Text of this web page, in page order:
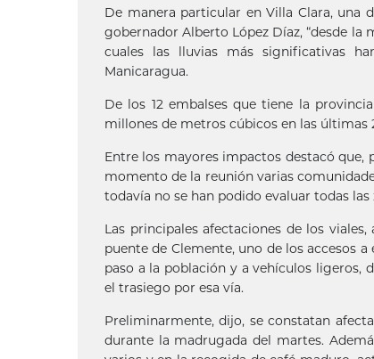
De manera particular en Villa Clara, una
gobernador Alberto López Díaz, “desde la
cuales las lluvias más significativas
Manicaragua.
De los 12 embalses que tiene la
millones de metros cúbicos en las últimas
Entre los mayores impactos destacó que,
momento de la reunión varias
todavía no se han podido evaluar todas
Las principales afectaciones de los
puente de Clemente, uno de los accesos
paso a la población y a vehículos ligeros,
el trasiego por esa vía.
Preliminarmente, dijo, se constatan
durante la madrugada del martes.